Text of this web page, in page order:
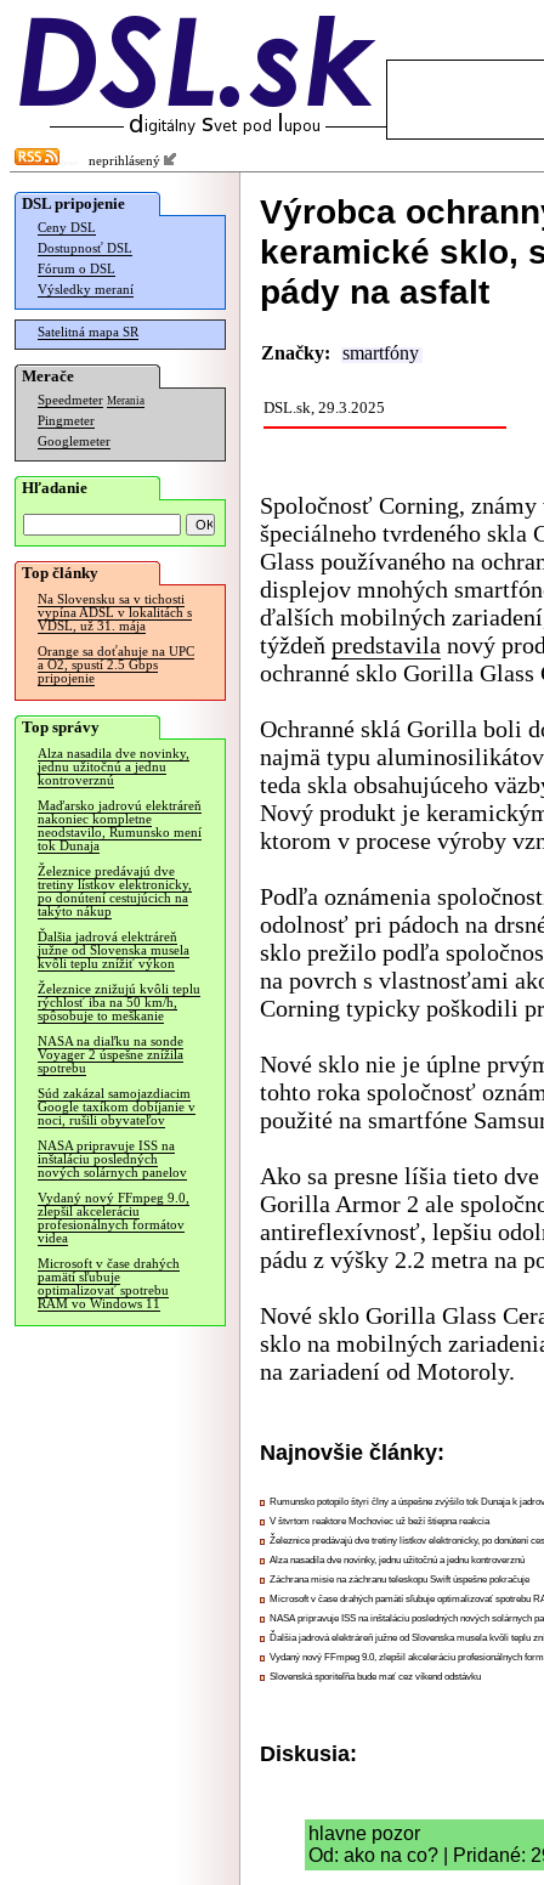
neprihlásený
DSL pripojenie
Ceny DSL
Dostupnosť DSL
Fórum o DSL
Výsledky meraní
Satelitná mapa SR
Merače
Speedmeter Merania
Pingmeter
Googlemeter
Hľadanie
Top články
Na Slovensku sa v tichosti
vypína ADSL v lokalitách s
VDSL, už 31. mája
Orange sa doťahuje na UPC
a O2, spustí 2.5 Gbps
pripojenie
Top správy
Alza nasadila dve novinky,
jednu užitočnú a jednu
kontroverznú
Maďarsko jadrovú elektráreň
nakoniec kompletne
neodstavilo, Rumunsko mení
tok Dunaja
Železnice predávajú dve
tretiny lístkov elektronicky,
po donútení cestujúcich na
takýto nákup
Ďalšia jadrová elektráreň
južne od Slovenska musela
kvôli teplu znížiť výkon
Železnice znižujú kvôli teplu
rýchlosť iba na 50 km/h,
spôsobuje to meškanie
NASA na diaľku na sonde
Voyager 2 úspešne znížila
spotrebu
Súd zakázal samojazdiacim
Google taxíkom dobíjanie v
noci, rušili obyvateľov
NASA pripravuje ISS na
inštaláciu posledných
nových solárnych panelov
Vydaný nový FFmpeg 9.0,
zlepšil akceleráciu
profesionálnych formátov
videa
Microsoft v čase drahých
pamätí sľubuje
optimalizovať spotrebu
RAM vo Windows 11
Výrobca
keramické sklo,
pády na asfalt
Značky: smartfóny
DSL.sk, 29.3.2025
Spoločnosť Corning, známy
špeciálneho tvrdeného skla
Glass používaného na
displejov mnohých
ďalších mobilných
týždeň predstavila nový
ochranné sklo Gorilla Glass
Ochranné sklá Gorilla boli
najmä typu
teda skla obsahujúceho
Nový produkt je
ktorom v procese výroby
Podľa oznámenia
odolnosť pri pádoch na
sklo prežilo podľa
na povrch s vlastnosťami
Corning typicky poškodili
Nové sklo nie je úplne
tohto roka spoločnosť
použité na smartfóne
Ako sa presne líšia tieto
Gorilla Armor 2 ale
antireflexívnosť, lepšiu
pádu z výšky 2.2 metra na
Nové sklo Gorilla Glass
sklo na mobilných
na zariadení od Motoroly.
Najnovšie články:
Rumunsko potopilo štyri člny a úspešne zvýšilo tok Dunaja k
V štvrtom reaktore Mochoviec už beží štiepna reakcia
Železnice predávajú dve tretiny lístkov elektronicky, po donútení
Alza nasadila dve novinky, jednu užitočnú a jednu kontroverznú
Záchrana misie na záchranu teleskopu Swift úspešne pokračuje
Microsoft v čase drahých pamätí sľubuje optimalizovať spotrebu
NASA pripravuje ISS na inštaláciu posledných nových solárnych
Ďalšia jadrová elektráreň južne od Slovenska musela kvôli teplu
Vydaný nový FFmpeg 9.0, zlepšil akceleráciu profesionálnych
Slovenská sporiteľňa bude mať cez víkend odstávku
Diskusia:
hlavne pozor
Od: ako na co? | Pridané: